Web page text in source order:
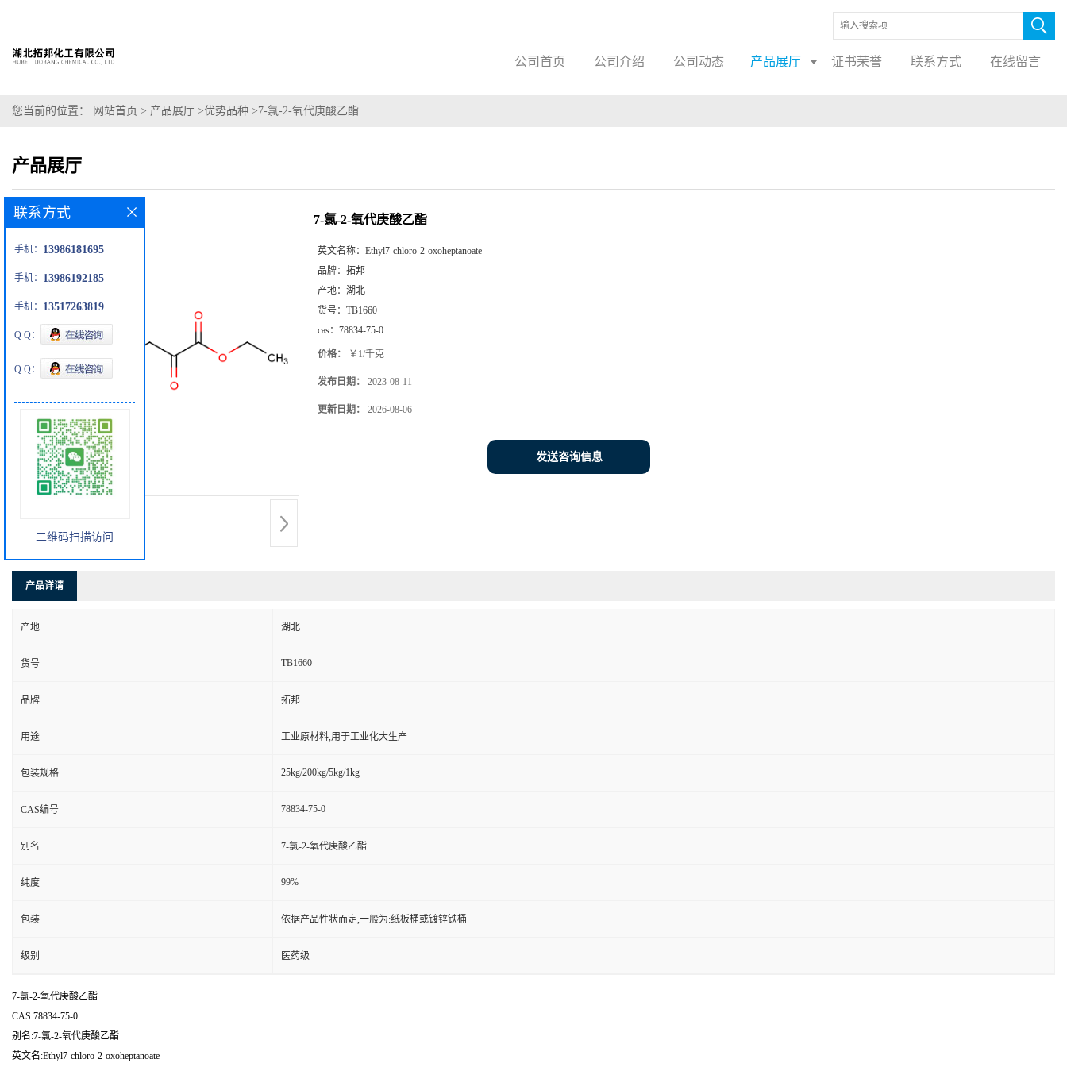
公司首页 公司介绍 公司动态 产品展厅 证书荣誉 联系方式 在线留言
您当前的位置： 网站首页 > 产品展厅 >优势品种 >7-氯-2-氧代庚酸乙酯
产品展厅
7-氯-2-氧代庚酸乙酯
英文名称： Ethyl7-chloro-2-oxoheptanoate
品牌： 拓邦
产地： 湖北
货号： TB1660
cas： 78834-75-0
价格： ￥1/千克
发布日期： 2023-08-11
更新日期： 2026-08-06
发送咨询信息
产品详请
产地 湖北
货号 TB1660
品牌 拓邦
用途 工业原材料,用于工业化大生产
包装规格 25kg/200kg/5kg/1kg
CAS编号 78834-75-0
别名 7-氯-2-氧代庚酸乙酯
纯度 99%
包装 依据产品性状而定,一般为:纸板桶或镀锌铁桶
级别 医药级
7-氯-2-氧代庚酸乙酯
CAS:78834-75-0
别名:7-氯-2-氧代庚酸乙酯
英文名:Ethyl7-chloro-2-oxoheptanoate
联系方式
手机： 13986181695
手机： 13986192185
手机： 13517263819
Q Q：
Q Q：
二维码扫描访问